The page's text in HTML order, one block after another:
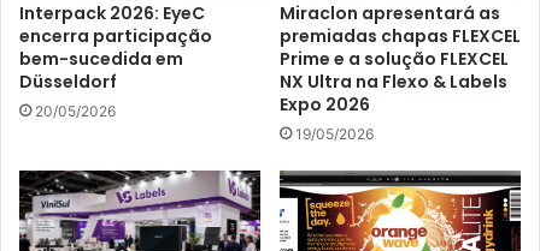
Interpack 2026: EyeC
encerra participação
bem-sucedida em
Düsseldorf
20/05/2026
Miraclon apresentará as
premiadas chapas FLEXCEL
Prime e a solução FLEXCEL
NX Ultra na Flexo & Labels
Expo 2026
19/05/2026